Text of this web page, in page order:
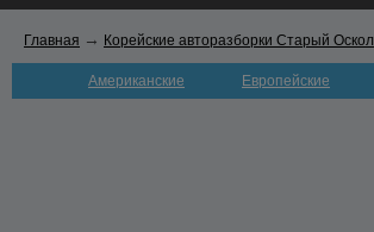
Главная → Корейские авторазборки Старый Оскол
Американские Европейские